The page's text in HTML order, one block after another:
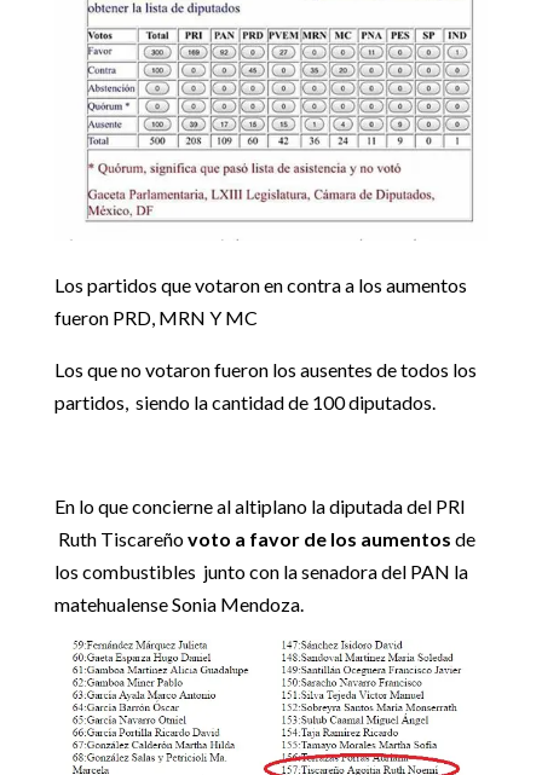
Los partidos que votaron en contra a los aumentos
fueron PRD, MRN Y MC
Los que no votaron fueron los ausentes de todos los
partidos, siendo la cantidad de 100 diputados.
En lo que concierne al altiplano la diputada del PRI
Ruth Tiscareñovoto a favor de los aumentos de
los combustibles junto con la senadora del PAN la
matehualense Sonia Mendoza.